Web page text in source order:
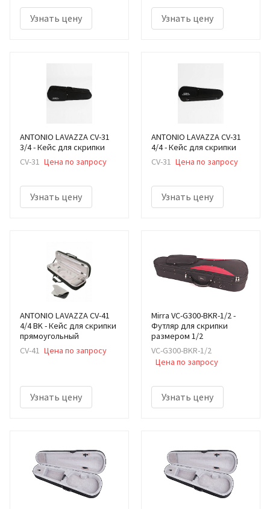
Узнать цену Узнать цену
ANTONIO LAVAZZA CV-31
3/4 - Кейс для скрипки
CV-31 Цена по запросу
Узнать цену
ANTONIO LAVAZZA CV-31
4/4 - Кейс для скрипки
CV-31 Цена по запросу
Узнать цену
ANTONIO LAVAZZA CV-41
4/4 BK - Кейс для скрипки
прямоугольный
CV-41 Цена по запросу
Узнать цену
Mirra VC-G300-BKR-1/2 -
Футляр для скрипки
размером 1/2
VC-G300-BKR-1/2
Цена по запросу
Узнать цену